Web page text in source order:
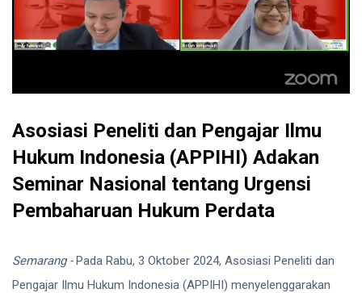
Asosiasi Peneliti dan Pengajar Ilmu
Hukum Indonesia (APPIHI) Adakan
Seminar Nasional tentang Urgensi
Pembaharuan Hukum Perdata
Semarang - Pada Rabu, 3 Oktober 2024, Asosiasi Peneliti dan
Pengajar Ilmu Hukum Indonesia (APPIHI) menyelenggarakan